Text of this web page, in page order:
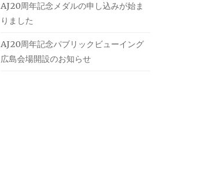
AJ20周年記念メダルの申し込みが始ま
りました
AJ20周年記念パブリックビューイング
広島会場開設のお知らせ